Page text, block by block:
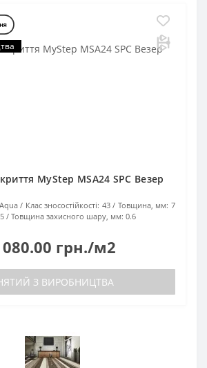
MyStep MSA24 SPC Везер
Клас зносостійкості: 43 Товщина, мм: 7
Товщина захисного шару, мм: 0.6
080.00 грн./м2
З ВИРОБНИЦТВА